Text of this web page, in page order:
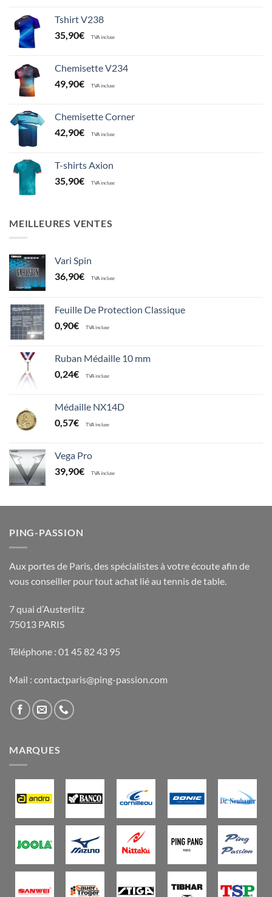
Tshirt V238
35,90€ TVA incluse
Chemisette V234
49,90€ TVA incluse
Chemisette Corner
42,90€ TVA incluse
T-shirts Axion
35,90€ TVA incluse
MEILLEURES VENTES
Vari Spin
36,90€ TVA incluse
Feuille De Protection Classique
0,90€ TVA incluse
Ruban Médaille 10 mm
0,24€ TVA incluse
Médaille NX14D
0,57€ TVA incluse
Vega Pro
39,90€ TVA incluse
PING-PASSION
Aux portes de Paris, des spécialistes à votre écoute afin de
vous conseiller pour tout achat lié au tennis de table.
7 quai d’Austerlitz
75013 PARIS
Téléphone : 01 45 82 43 95
Mail : contactparis@ping-passion.com
MARQUES